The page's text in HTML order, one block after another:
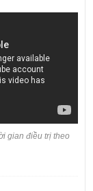
gian điều trị theo